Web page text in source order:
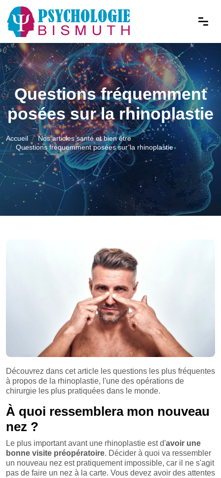
Questions fréquemment
posées sur la rhinoplastie
Accueil
Nos articles santé et bien être
Questions fréquemment posées sur la rhinoplastie
Découvrez dans cet article les questions les plus fréquentes
à propos de la rhinoplastie, l'une des opérations de
chirurgie les plus pratiquées dans le monde.
À quoi ressemblera mon nouveau
nez ?
Le plus important avant une rhinoplastie est d'avoir une
bonne visite préopératoire. Décider à quoi va ressembler
un nouveau nez est pratiquement impossible, car il ne s'agit
pas de faire un nez à la carte. Vous devez avoir des attentes